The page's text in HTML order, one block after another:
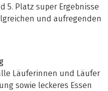
5. Platz super Ergebnisse
und aufregenden
Läuferinnen und Läufer
sowie leckeres Essen